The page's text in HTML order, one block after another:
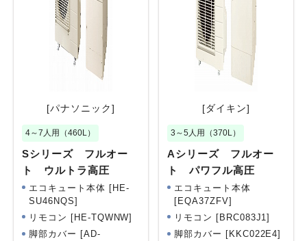
[パナソニック]
4～7人用（460L）
Sシリーズ フルオー
ト ウルトラ高圧
エコキュート本体 [HE-
SU46NQS]
リモコン [HE-TQWNW]
脚部カバー [AD-
[ダイキン]
3～5人用（370L）
Aシリーズ フルオー
ト パワフル高圧
エコキュート本体
[EQA37ZFV]
リモコン [BRC083J1]
脚部カバー [KKC022E4]